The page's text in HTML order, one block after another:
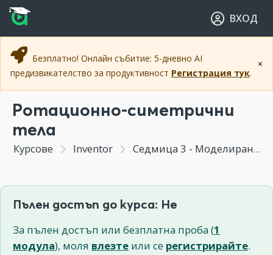
Прескочи към основното съдържание
Прескочи към навигацията
ВХОД
×
Безплатно! Онлайн събитие: 5-дневно AI
предизвикателство за продуктивност Регистрация тук.
Ротационно-симетрични
тела
Курсове Inventor Седмица 3 - Моделиране на тримерни тела
Пълен достъп до курса: Не
За пълен достъп или безплатна проба (1
модула), моля влезте или се регистрирайте.